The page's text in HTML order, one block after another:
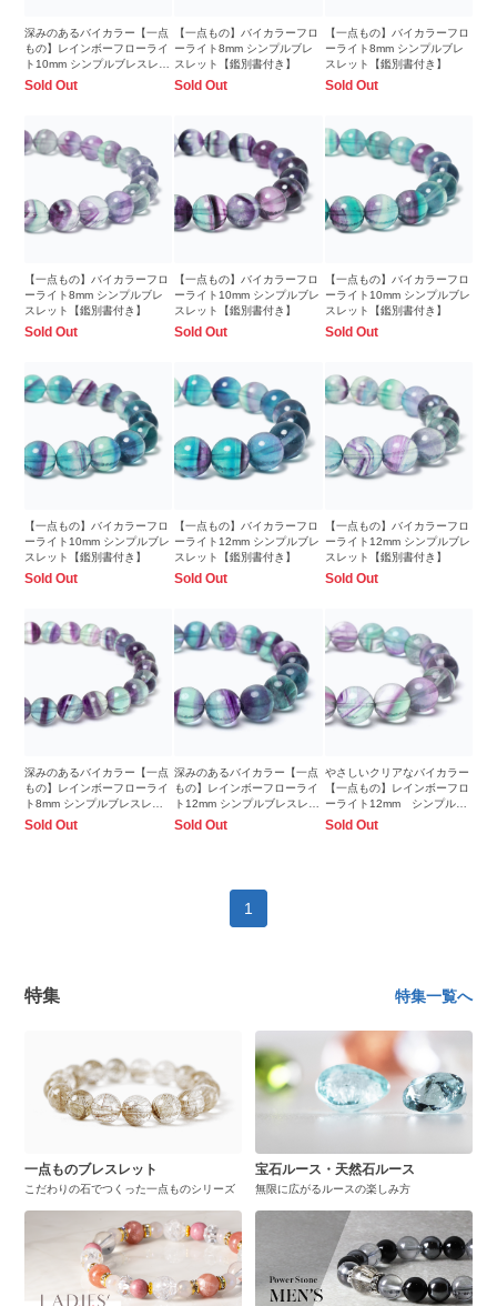
深みのあるバイカラー【一点
もの】レインボーフローライ
ト10mm シンプルブレスレッ
ト
Sold Out
【一点もの】バイカラーフロ
ーライト8mm シンプルブレ
スレット【鑑別書付き】
Sold Out
【一点もの】バイカラーフロ
ーライト8mm シンプルブレ
スレット【鑑別書付き】
Sold Out
【一点もの】バイカラーフロ
ーライト8mm シンプルブレ
スレット【鑑別書付き】
Sold Out
【一点もの】バイカラーフロ
ーライト10mm シンプルブレ
スレット【鑑別書付き】
Sold Out
【一点もの】バイカラーフロ
ーライト10mm シンプルブレ
スレット【鑑別書付き】
Sold Out
【一点もの】バイカラーフロ
ーライト10mm シンプルブレ
スレット【鑑別書付き】
Sold Out
【一点もの】バイカラーフロ
ーライト12mm シンプルブレ
スレット【鑑別書付き】
Sold Out
【一点もの】バイカラーフロ
ーライト12mm シンプルブレ
スレット【鑑別書付き】
Sold Out
深みのあるバイカラー【一点
もの】レインボーフローライ
ト8mm シンプルブレスレッ
ト
Sold Out
深みのあるバイカラー【一点
もの】レインボーフローライ
ト12mm シンプルブレスレッ
ト
Sold Out
やさしいクリアなバイカラー
【一点もの】レインボーフロ
ーライト12mm シンプルブ
レスレット
Sold Out
1
特集 特集一覧へ
一点ものブレスレット
こだわりの石でつくった一点ものシリーズ
宝石ルース・天然石ルース
無限に広がるルースの楽しみ方